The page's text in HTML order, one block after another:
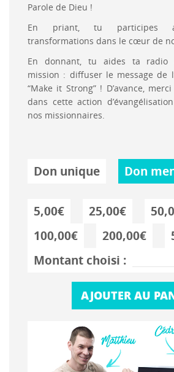
Parole de Dieu !
En priant, tu participes
transformations dans le cœur de
En donnant, tu aides ta radio
mission : diffuser le message de
“Make it Strong” ! D’avance,
dans cette action
nos missionnaires.
Don unique Don
5,00€ 25,00€
100,00€
200,00€
Montant choisi :
AJOUTER AU